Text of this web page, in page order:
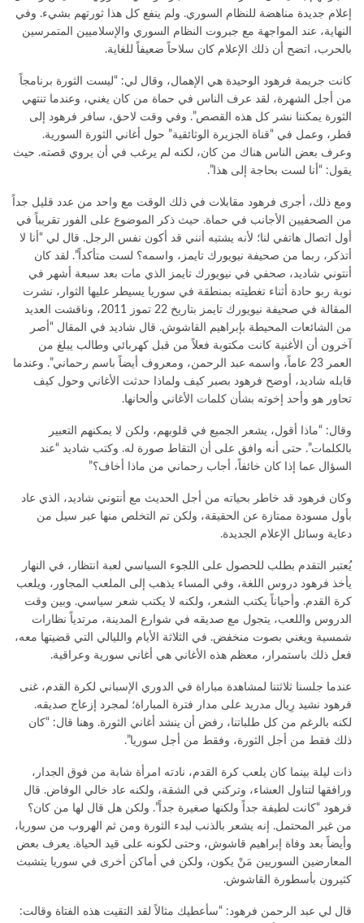
إعلام جديدة مناهضة للنظام السوري. ولم ينفع كل هذا ثورتهم بشيء. وفي
النهاية، عند المواجهة مع جبروت النظام السوري والإسلاميين المتمرسين
بالحرب، اتضح أن ذلك الإعلام كان سلاحاً ضعيفاً للغاية.
كانت جريمة فرهود الوحيدة هي الإهمال، وقال لي: “ليست الثورة برنامجاً
من أجل الشهرة، لقد عرف الناس في حماة من كان يغني، وعندما تنتهي
الثورة يمكننا نشر كل هذه القصص”. وفي وقت لاحق، سافر فرهود إلى
قطر، وعمل في “قناة الجزيرة الوثائقية” حول أغاني الثورة السورية.
وعرف بعض الناس هناك من كان، لكنه لم يرغب في أن يروي قصته. حيث
يقول: “أنا لست بحاجة إلى هذا”.
ومع ذلك، أجرى فرهود مقابلات في ذلك الوقت مع واحد من عدد قليل جداً
من الصحفيين الأجانب في حماة. حيث ذكر الموضوع على الفور تقريباً في
أول اتصال هاتفي لنا؛ لأنه يشتبه أنني قد أكون نفس الرجل. قال لي “أنا لا
أتذكر، ربما من صحيفة نيويورك تايمز، واسمه؟ لست متأكداً”. لقد كان
أنتوني شاديد، صحفي في نيويورك تايمز الذي مات بعد سبعة أشهر في
نوبة ربو حادة أثناء تغطيته بمنطقة في سوريا يسيطر عليها الثوار، نشرت
المقالة في صحيفة نيويورك تايمز بتاريخ 22 تموز 2011، وناقشت العديد
من الشائعات المحيطة بإبراهيم القاشوش. قال شاديد في المقال “أصر
آخرون أن الأغنية كانت مكتوبة فعلاً من قبل كهربائي وطالب يبلغ من
العمر 23 عاماً، واسمه عبد الرحمن، ومعروف أيضاً باسم رحماني”. وعندما
قابله شاديد، أوضح فرهود بصبر كيف ولماذا حدثت الأغاني وحول كيف
تحاور هو وأحد إخوته بشأن كلمات الأغاني وألحانها.
وقال: “ماذا أقول، يشعر الجميع في قلوبهم، ولكن لا يمكنهم التعبير
بالكلمات”. حتى أنه وافق على أن التقاط صورة له. وكتب شاديد “عند
السؤال عما إذا كان خائفاً، أجاب رحماني من ماذا أخاف؟”
وكان فرهود قد خاطر بحياته من أجل الحديث مع أنتوني شاديد، الذي عاد
بأول مسودة ممتازة عن الحقيقة، ولكن تم التخلص منها عبر سيل من
دعاية وسائل الإعلام الجديدة.
يُعتبر التقدم بطلب للحصول على اللجوء السياسي لعبة انتظار، في النهار
يأخذ فرهود دروس اللغة، وفي المساء يذهب إلى الملعب المجاور، ويلعب
كرة القدم. وأحياناً يكتب الشعر، ولكنه لا يكتب شعر سياسي. وبين وقت
الدروس واللعب، يتجول مع صديقه في شوارع المدينة، مرتدياً نظارات
شمسية ويغني بصوت منخفض. في الثلاثة الأيام والليالي التي قضيتها معه،
فعل ذلك باستمرار، معظم هذه الأغاني هي أغاني سورية وعراقية.
عندما جلسنا ثلاثتنا لمشاهدة مباراة في الدوري الإسباني لكرة القدم، غنى
فرهود نشيد رِيال مدريد على مدار فترة المباراة؛ لمجرد إزعاج صديقه.
لكنه بالرغم من كل طلباتنا، رفض أن ينشد أغاني الثورة. وهنا قال: “كان
ذلك فقط من أجل الثورة، وفقط من أجل سوريا”.
ذات ليلة بينما كان يلعب كرة القدم، نادته امرأة شابة من فوق الجدار،
ورافقها لتناول العشاء، وتركني في الشقة، ولكنه عاد خالي الوفاض. قال
فرهود “كانت لطيفة جداً ولكنها صغيرة جداً”. ولكن هل قال لها من كان؟
من غير المحتمل. إنه يشعر بالذنب لبدء الثورة ومن ثم الهروب من سوريا،
وأيضاً بعد وفاة إبراهيم قاشوش، وحتى لكونه على قيد الحياة. يعرف بعض
المعارضين السوريين مَنْ يكون، ولكن في أماكن أخرى في سوريا يتشبث
كثيرون بأسطورة القاشوش.
قال لي عبد الرحمن فرهود: “سأعطيك مثالاً لقد التقيت هذه الفتاة وقالت: